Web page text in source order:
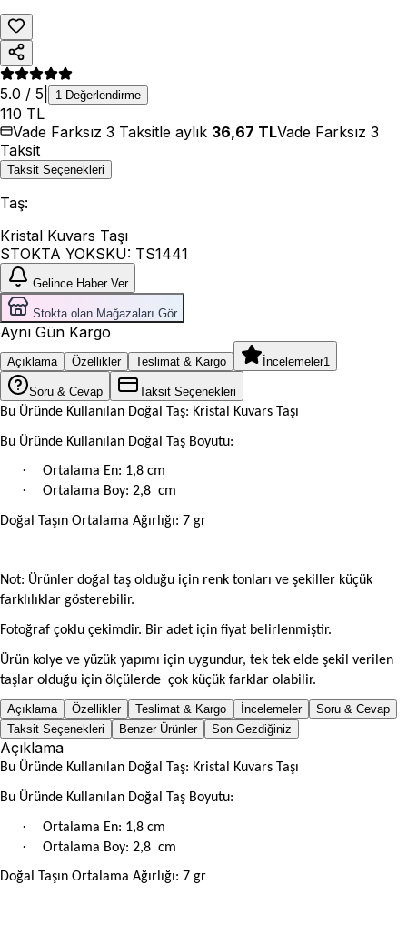
5.0 / 5 1 Değerlendirme
110 TL
Vade Farksız 3 Taksitle aylık 36,67 TLVade Farksız 3
Taksit
Taksit Seçenekleri
Taş:
Kristal Kuvars Taşı
STOKTA YOKSKU: TS1441
Gelince Haber Ver
Stokta olan Mağazaları Gör
Aynı Gün Kargo
Açıklama Özellikler Teslimat & Kargo İncelemeler1
Soru & Cevap Taksit Seçenekleri
Bu Üründe Kullanılan Doğal Taş: Kristal Kuvars Taşı
Bu Üründe Kullanılan Doğal Taş Boyutu:
· Ortalama En: 1,8 cm
· Ortalama Boy: 2,8 cm
Doğal Taşın Ortalama Ağırlığı: 7 gr
Not: Ürünler doğal taş olduğu için renk tonları ve şekiller küçük
farklılıklar gösterebilir.
Fotoğraf çoklu çekimdir. Bir adet için fiyat belirlenmiştir.
Ürün kolye ve yüzük yapımı için uygundur, tek tek elde şekil verilen
taşlar olduğu için ölçülerde çok küçük farklar olabilir.
Açıklama Özellikler Teslimat & Kargo İncelemeler
Soru & Cevap
Taksit Seçenekleri
Benzer Ürünler Son Gezdiğiniz
Açıklama
Bu Üründe Kullanılan Doğal Taş: Kristal Kuvars Taşı
Bu Üründe Kullanılan Doğal Taş Boyutu:
· Ortalama En: 1,8 cm
· Ortalama Boy: 2,8 cm
Doğal Taşın Ortalama Ağırlığı: 7 gr